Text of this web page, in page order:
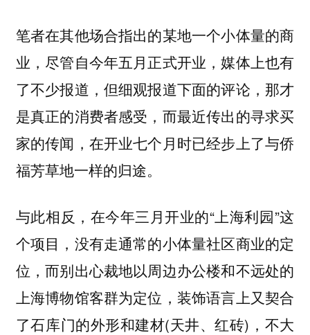
笔者在其他场合指出的某地一个小体量的商
业，尽管自今年五月正式开业，媒体上也有
了不少报道，但细观报道下面的评论，那才
是真正的消费者感受，而最近传出的寻求买
家的传闻，在开业七个月时已经步上了与侨
福芳草地一样的归途。
与此相反，在今年三月开业的“上海利园”这
个项目，没有走通常的小体量社区商业的定
位，而别出心裁地以周边办公楼和不远处的
上海博物馆客群为定位，装饰语言上又契合
了石库门的外形和建材(天井、红砖)，不大